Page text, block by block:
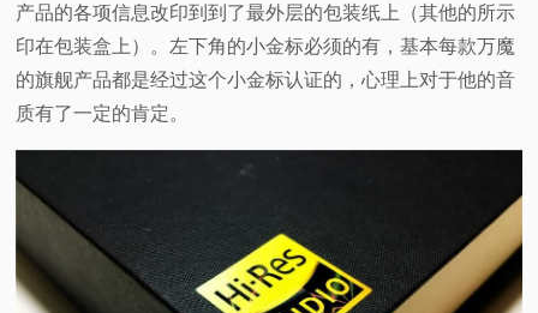
产品的各项信息改印到到了最外层的包装纸上（其他的所示
印在包装盒上）。左下角的小金标必须的有，基本每款万魔
的旗舰产品都是经过这个小金标认证的，心理上对于他的音
质有了一定的肯定。